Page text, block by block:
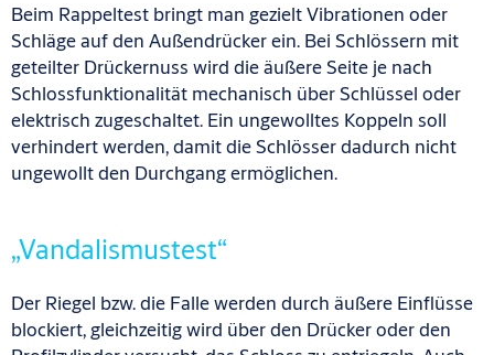
Beim Rappeltest bringt man gezielt Vibrationen oder
Schläge auf den Außendrücker ein. Bei Schlössern mit
geteilter Drückernuss wird die äußere Seite je nach
Schlossfunktionalität mechanisch über Schlüssel oder
elektrisch zugeschaltet. Ein ungewolltes Koppeln soll
verhindert werden, damit die Schlösser dadurch nicht
ungewollt den Durchgang ermöglichen.
„Vandalismustest“
Der Riegel bzw. die Falle werden durch äußere Einflüsse
blockiert, gleichzeitig wird über den Drücker oder den